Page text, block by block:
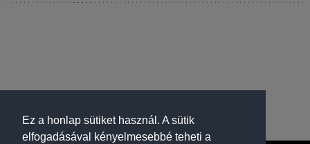
Ez a honlap sütiket használ. A sütik
elfogadásával kényelmesebbé teheti a